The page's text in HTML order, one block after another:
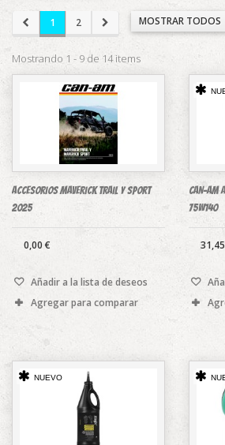
MOSTRAR TODOS
1 2
Mostrando 1 - 9 de 14 items
Accesorios Maverick Trail y Sport
2025
0,00 €
Añadir a la lista de deseos
Agregar para comparar
CAN-AM
75W140
NUEVO